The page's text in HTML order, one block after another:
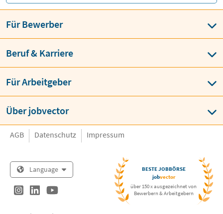
Für Bewerber
Beruf & Karriere
Für Arbeitgeber
Über jobvector
AGB Datenschutz Impressum
Language
BESTE JOBBÖRSE
jobvector
über 150 x ausgezeichnet von
Bewerbern & Arbeitgebern